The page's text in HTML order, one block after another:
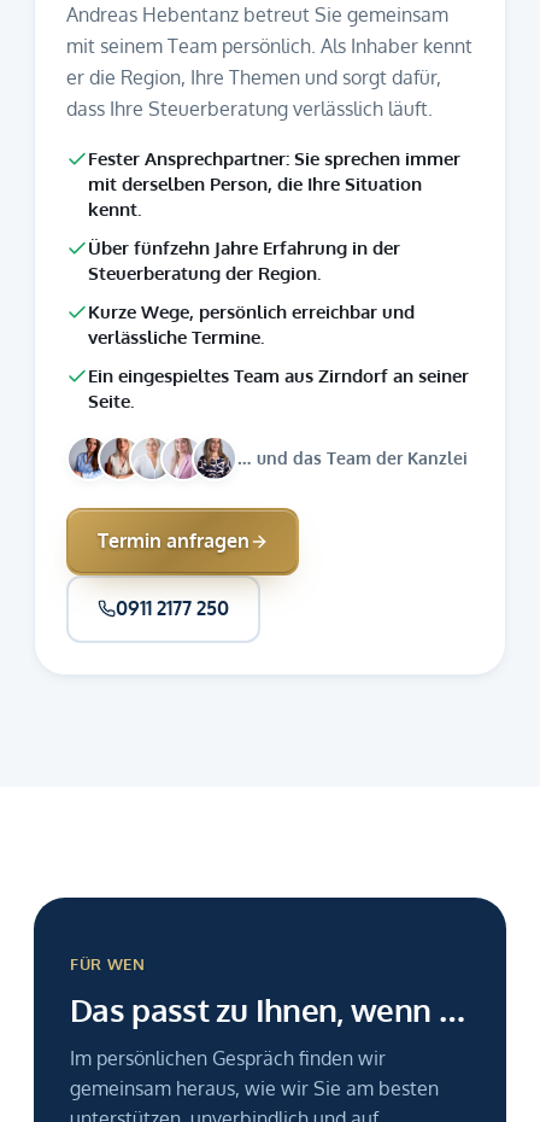
Andreas Hebentanz betreut Sie gemeinsam
mit seinem Team persönlich. Als Inhaber kennt
er die Region, Ihre Themen und sorgt dafür,
dass Ihre Steuerberatung verlässlich läuft.
Fester Ansprechpartner: Sie sprechen immer
mit derselben Person, die Ihre Situation
kennt.
Über fünfzehn Jahre Erfahrung in der
Steuerberatung der Region.
Kurze Wege, persönlich erreichbar und
verlässliche Termine.
Ein eingespieltes Team aus Zirndorf an seiner
Seite.
… und das Team der Kanzlei
Termin anfragen
0911 2177 250
FÜR WEN
Das passt zu Ihnen, wenn …
Im persönlichen Gespräch finden wir
gemeinsam heraus, wie wir Sie am besten